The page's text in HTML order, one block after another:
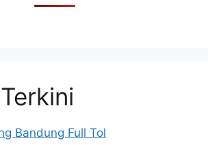
Bandung Full Tol